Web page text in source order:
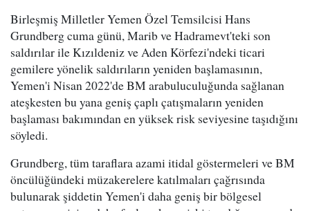
Birleşmiş Milletler Yemen Özel Temsilcisi Hans
Grundberg cuma günü, Marib ve Hadramevt'teki son
saldırılar ile Kızıldeniz ve Aden Körfezi'ndeki ticari
gemilere yönelik saldırıların yeniden başlamasının,
Yemen'i Nisan 2022'de BM arabuluculuğunda sağlanan
ateşkesten bu yana geniş çaplı çatışmaların yeniden
başlaması bakımından en yüksek risk seviyesine taşıdığını
söyledi.
Grundberg, tüm taraflara azami itidal göstermeleri ve BM
öncülüğündeki müzakerelere katılmaları çağrısında
bulunarak şiddetin Yemen'i daha geniş bir bölgesel